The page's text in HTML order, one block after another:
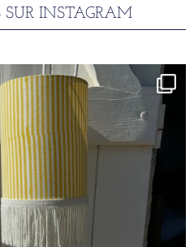
INSTAGRAM